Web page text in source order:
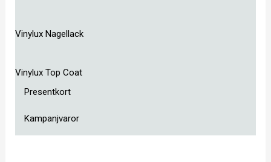
Vinylux Nagellack
Vinylux Top Coat
Presentkort
Kampanjvaror